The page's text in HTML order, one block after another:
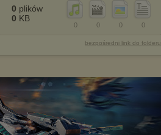
0
0
0
0
0 plików
0 KB
bezpośredni link do folderu